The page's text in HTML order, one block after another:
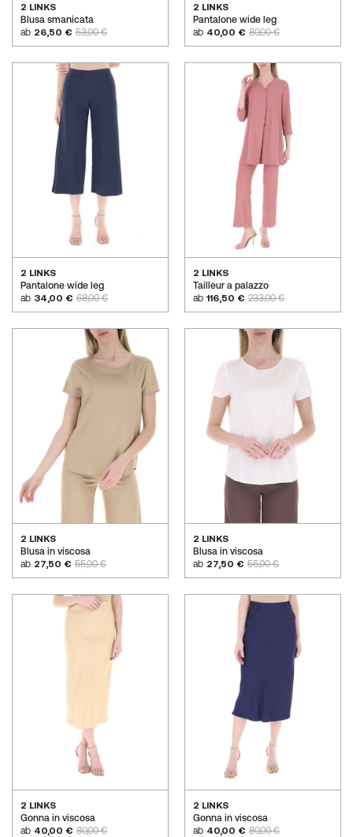
2 LINKS
Blusa smanicata
ab 26,50 € 53,00 €
2 LINKS
Pantalone wide leg
ab 40,00 € 80,00 €
2 LINKS
Pantalone wide leg
ab 34,00 € 68,00 €
2 LINKS
Tailleur a palazzo
ab 116,50 € 233,00 €
2 LINKS
Blusa in viscosa
ab 27,50 € 55,00 €
2 LINKS
Blusa in viscosa
ab 27,50 € 55,00 €
2 LINKS
Gonna in viscosa
ab 40,00 € 80,00 €
2 LINKS
Gonna in viscosa
ab 40,00 € 80,00 €